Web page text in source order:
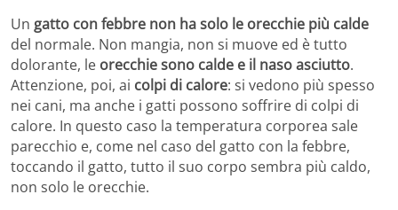
Un gatto con febbre non ha solo le orecchie più calde
del normale. Non mangia, non si muove ed è tutto
dolorante, le orecchie sono calde e il naso asciutto.
Attenzione, poi, ai colpi di calore: si vedono più spesso
nei cani, ma anche i gatti possono soffrire di colpi di
calore. In questo caso la temperatura corporea sale
parecchio e, come nel caso del gatto con la febbre,
toccando il gatto, tutto il suo corpo sembra più caldo,
non solo le orecchie.